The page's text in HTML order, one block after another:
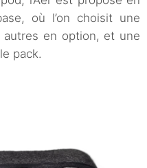
où l’on choisit une
autres en option, et une
pack.